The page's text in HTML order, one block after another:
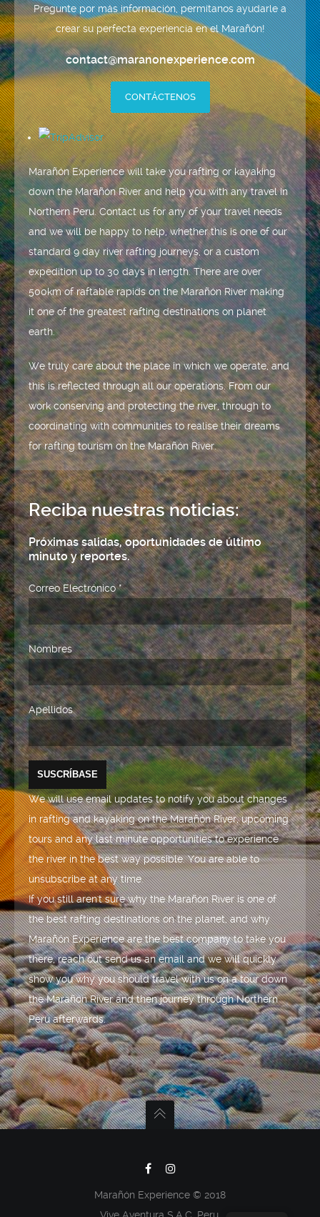
Pregunte por más información, permítanos ayudarle a
crear su perfecta experiencia en el Marañón!
contact@maranonexperience.com
CONTÁCTENOS
Marañón Experience will take you rafting or kayaking
down the Marañón River and help you with any travel in
Northern Peru. Contact us for any of your travel needs
and we will be happy to help, whether this is one of our
standard 9 day river rafting journeys, or a custom
expedition up to 30 days in length. There are over
500km of raftable rapids on the Marañón River making
it one of the greatest rafting destinations on planet
earth.
We truly care about the place in which we operate, and
this is reflected through all our operations. From our
work conserving and protecting the river, through to
coordinating with communities to realise their dreams
for rafting tourism on the Marañón River.
Reciba nuestras noticias:
Próximas salidas, oportunidades de último
minuto y reportes.
Correo Electrónico*
Nombres
Apellidos
We will use email updates to notify you about changes
in rafting and kayaking on the Marañón River, upcoming
tours and any last minute opportunities to experience
the river in the best way possible. You are able to
unsubscribe at any time.
If you still aren't sure why the Marañón River is one of
the best rafting destinations on the planet, and why
Marañón Experience are the best company to take you
there, reach out send us an email and we will quickly
show you why you should travel with us on a tour down
the Marañón River and then journey through Northern
Peru afterwards.
Marañón Experience © 2018